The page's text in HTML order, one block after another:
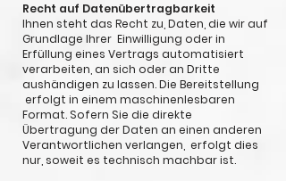
Recht auf Datenübertragbarkeit
Ihnen steht das Recht zu, Daten, die wir auf
Grundlage Ihrer Einwilligung oder in
Erfüllung eines Vertrags automatisiert
verarbeiten, an sich oder an Dritte
aushändigen zu lassen. Die Bereitstellung
erfolgt in einem maschinenlesbaren
Format. Sofern Sie die direkte
Übertragung der Daten an einen anderen
Verantwortlichen verlangen, erfolgt dies
nur, soweit es technisch machbar ist.